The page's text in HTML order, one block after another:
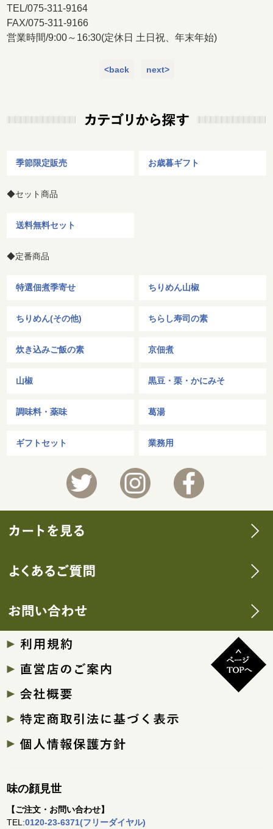
TEL/075-311-9164
FAX/075-311-9166
営業時間/9:00～16:30(定休日 土日祝、年末年始)
<back next>
季節限定販売 お歳暮ギフト
◆セット商品
送料無料セット
◆定番商品
特選佃煮季寄せ ちりめん山椒
ちりめん(その他) ちらし寿司の素
炊き込みご飯の素 京佃煮
山椒 黒豆・栗・かにみそ
調味料・薬味 葛湯
ギフトセット 業務用
味の顔見世
【ご注文・お問い合わせ】
TEL:0120-23-6371(フリーダイヤル)